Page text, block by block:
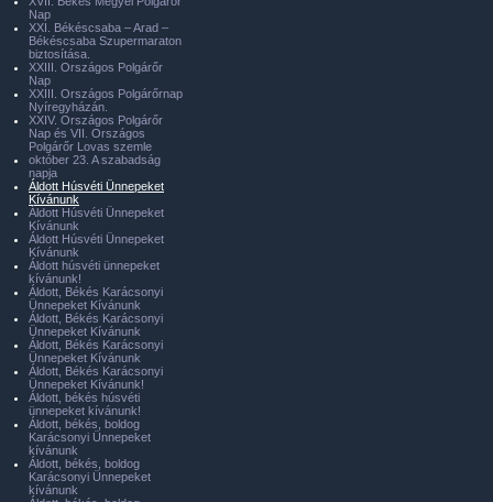
Nap
XXI. Békéscsaba – Arad –
Békéscsaba Szupermaraton
biztosítása.
XXIII. Országos Polgárőr
Nap
XXIII. Országos Polgárőrnap
Nyíregyházán.
XXIV. Országos Polgárőr
Nap és VII. Országos
Polgárőr Lovas szemle
október 23. A szabadság
napja
Áldott Húsvéti Ünnepeket
Kívánunk
Áldott Húsvéti Ünnepeket
Kívánunk
Áldott Húsvéti Ünnepeket
Kívánunk
Áldott húsvéti ünnepeket
kívánunk!
Áldott, Békés Karácsonyi
Ünnepeket Kívánunk
Áldott, Békés Karácsonyi
Ünnepeket Kívánunk
Áldott, Békés Karácsonyi
Ünnepeket Kívánunk
Áldott, Békés Karácsonyi
Ünnepeket Kívánunk!
Áldott, békés húsvéti
ünnepeket kívánunk!
Áldott, békés, boldog
Karácsonyi Ünnepeket
kívánunk
Áldott, békés, boldog
Karácsonyi Ünnepeket
kívánunk